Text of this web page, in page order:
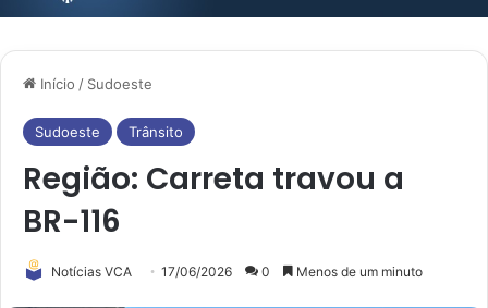
Início / Sudoeste
Sudoeste Trânsito
Região: Carreta travou a
BR-116
Notícias VCA 17/06/2026 0 Menos de um minuto